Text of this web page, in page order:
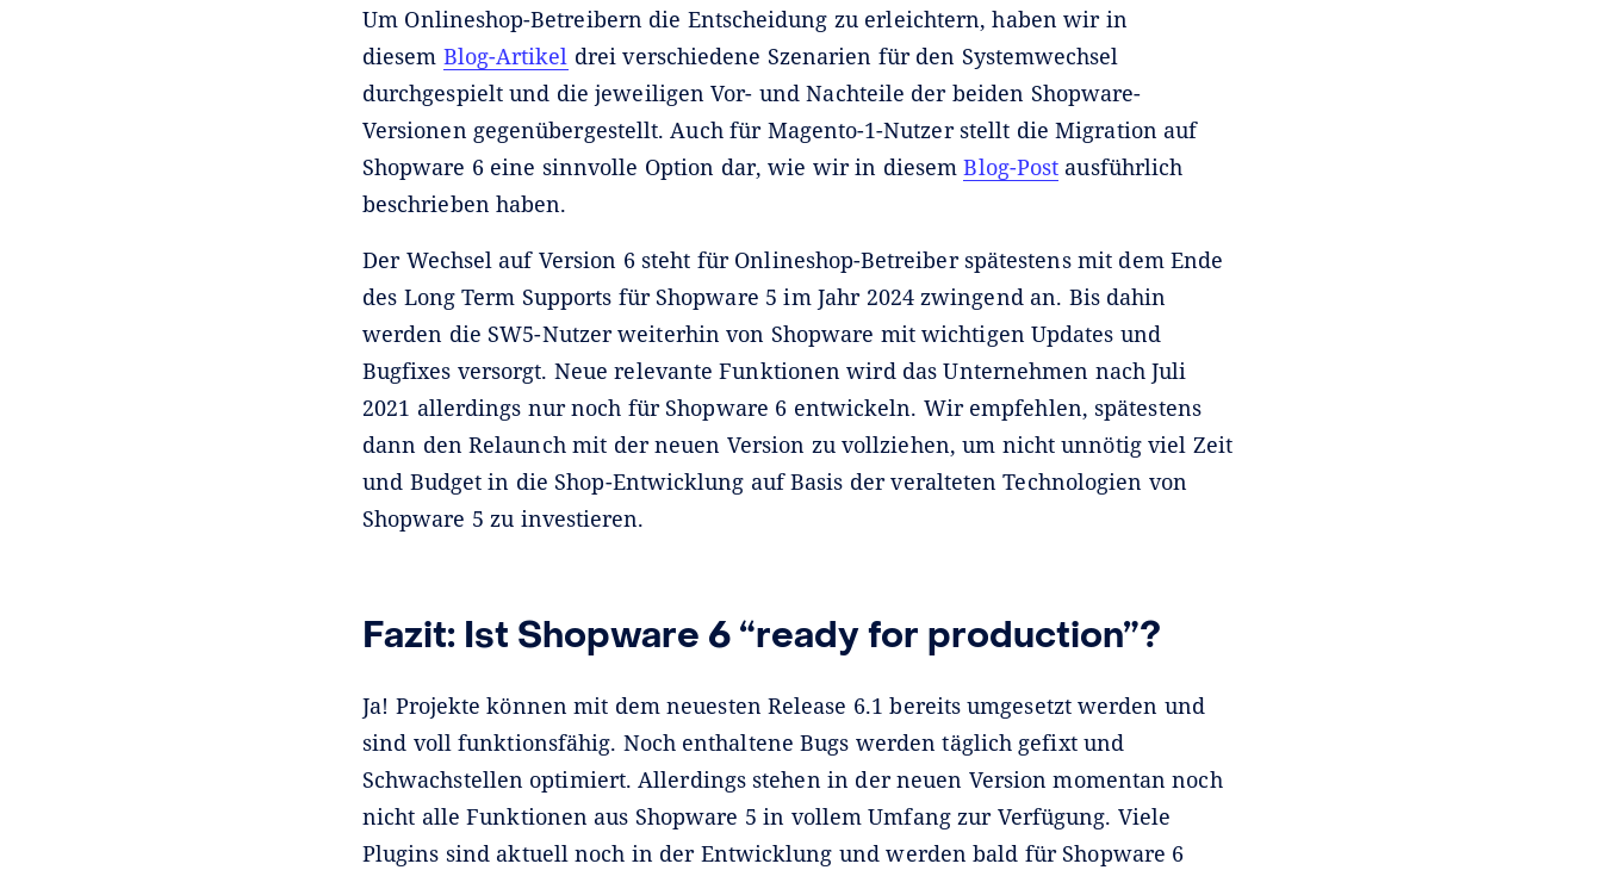
Um Onlineshop-Betreibern die Entscheidung zu erleichtern, haben wir in
diesem Blog-Artikel drei verschiedene Szenarien für den Systemwechsel
durchgespielt und die jeweiligen Vor- und Nachteile der beiden Shopware-
Versionen gegenübergestellt. Auch für Magento-1-Nutzer stellt die Migration auf
Shopware 6 eine sinnvolle Option dar, wie wir in diesemBlog-Post ausführlich
beschrieben haben.
Der Wechsel auf Version 6 steht für Onlineshop-Betreiber spätestens mit dem Ende
des Long Term Supports für Shopware 5 im Jahr 2024 zwingend an. Bis dahin
werden die SW5-Nutzer weiterhin von Shopware mit wichtigen Updates und
Bugfixes versorgt. Neue relevante Funktionen wird das Unternehmen nach Juli
2021 allerdings nur noch für Shopware 6 entwickeln. Wir empfehlen, spätestens
dann den Relaunch mit der neuen Version zu vollziehen, um nicht unnötig viel Zeit
und Budget in die Shop-Entwicklung auf Basis der veralteten Technologien von
Shopware 5 zu investieren.
Fazit: Ist Shopware 6 “ready for production”?
Ja! Projekte können mit dem neuesten Release 6.1 bereits umgesetzt werden und
sind voll funktionsfähig. Noch enthaltene Bugs werden täglich gefixt und
Schwachstellen optimiert. Allerdings stehen in der neuen Version momentan noch
nicht alle Funktionen aus Shopware 5 in vollem Umfang zur Verfügung. Viele
Plugins sind aktuell noch in der Entwicklung und werden bald für Shopware 6